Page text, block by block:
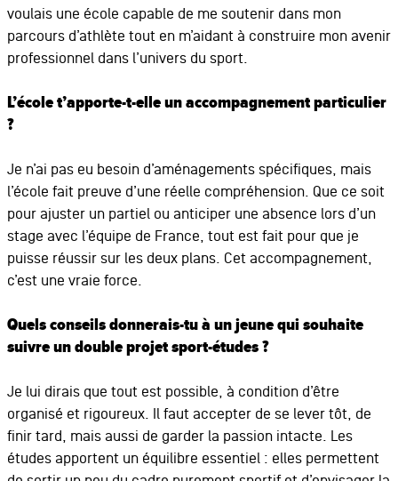
voulais une école capable de me soutenir dans mon
parcours d’athlète tout en m’aidant à construire mon avenir
professionnel dans l’univers du sport.
L’école t’apporte-t-elle un accompagnement particulier
?
Je n’ai pas eu besoin d’aménagements spécifiques, mais
l’école fait preuve d’une réelle compréhension. Que ce soit
pour ajuster un partiel ou anticiper une absence lors d’un
stage avec l’équipe de France, tout est fait pour que je
puisse réussir sur les deux plans. Cet accompagnement,
c’est une vraie force.
Quels conseils donnerais-tu à un jeune qui souhaite
suivre un double projet sport-études ?
Je lui dirais que tout est possible, à condition d’être
organisé et rigoureux. Il faut accepter de se lever tôt, de
finir tard, mais aussi de garder la passion intacte. Les
études apportent un équilibre essentiel : elles permettent